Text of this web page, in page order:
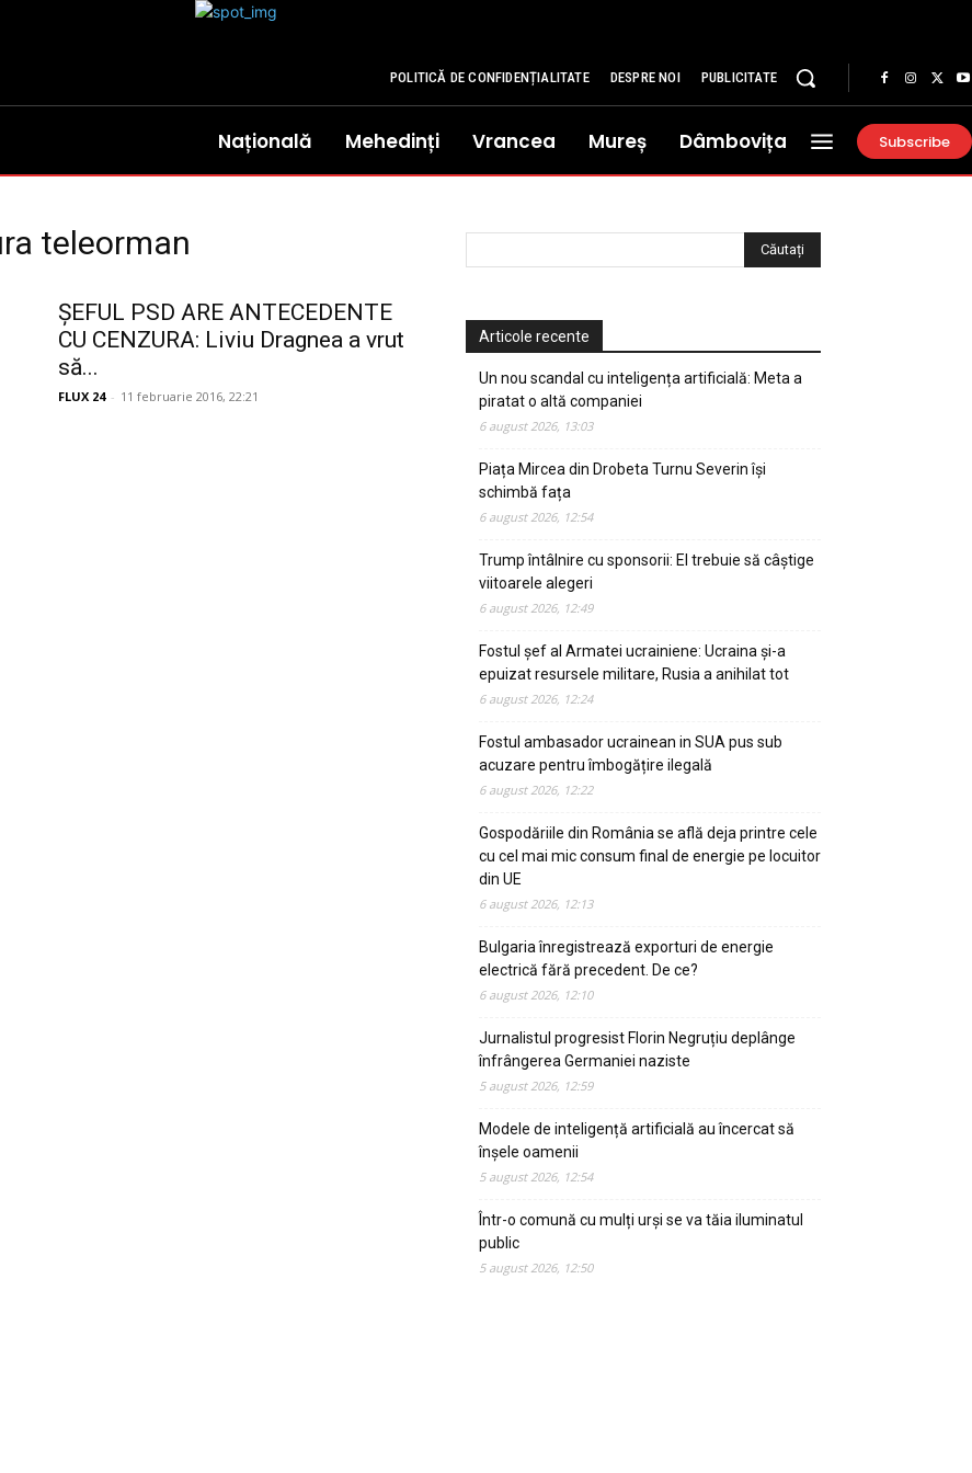
POLITICĂ DE CONFIDENȚIALITATE DESPRE NOI PUBLICITATE
Națională Mehedinți Vrancea Mureș Dâmbovița Subscribe
teleorman
ȘEFUL PSD ARE ANTECEDENTE
CU CENZURA: Liviu Dragnea a vrut
să...
FLUX 24 - 11 februarie 2016, 22:21
Articole recente
Un nou scandal cu inteligența artificială: Meta a
piratat o altă companiei
6 august 2026, 13:03
Piața Mircea din Drobeta Turnu Severin își
schimbă fața
6 august 2026, 12:54
Trump întâlnire cu sponsorii: El trebuie să câștige
viitoarele alegeri
6 august 2026, 12:49
Fostul șef al Armatei ucrainiene: Ucraina și-a
epuizat resursele militare, Rusia a anihilat tot
6 august 2026, 12:24
Fostul ambasador ucrainean in SUA pus sub
acuzare pentru îmbogățire ilegală
6 august 2026, 12:22
Gospodăriile din România se află deja printre cele
cu cel mai mic consum final de energie pe locuitor
din UE
6 august 2026, 12:13
Bulgaria înregistrează exporturi de energie
electrică fără precedent. De ce?
6 august 2026, 12:10
Jurnalistul progresist Florin Negruțiu deplânge
înfrângerea Germaniei naziste
5 august 2026, 12:59
Modele de inteligență artificială au încercat să
înșele oamenii
5 august 2026, 12:54
Într-o comună cu mulți urși se va tăia iluminatul
public
5 august 2026, 12:50